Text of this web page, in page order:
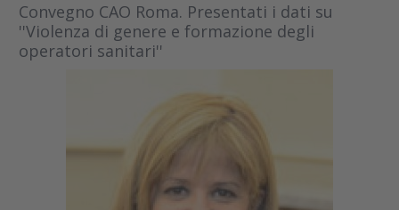
Convegno CAO Roma. Presentati i dati su
''Violenza di genere e formazione degli
operatori sanitari''